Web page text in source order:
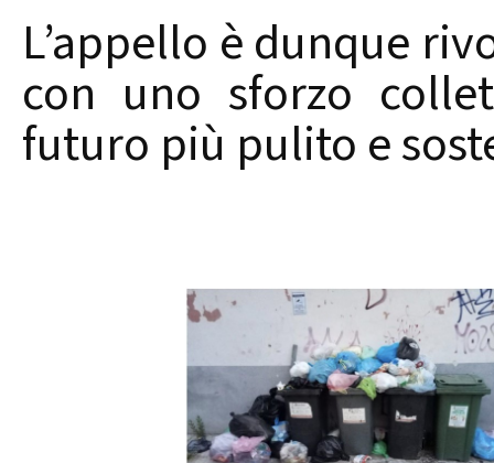
L’appello è dunque
con uno sforzo
futuro più pulito e